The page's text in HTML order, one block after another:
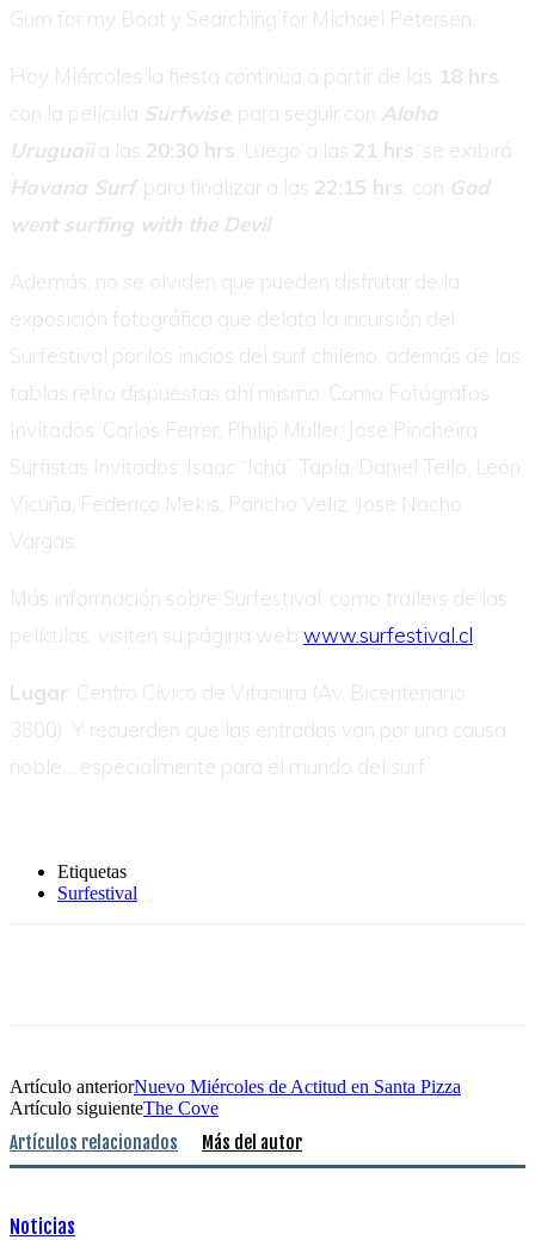
Gum for my Boat y Searching for Michael Petersen.
Hoy Miércoles la fiesta continua a partir de las 18 hrs
con la película Surfwise, para seguir con Aloha
Uruguaiia las 20:30 hrs . Luego a las 21 hrs . se exibirá
Havana Surf, para finalizar a las 22:15 hrs . con God
went surfing with the Devil.
Además, no se olviden que pueden disfrutar de la
exposición fotográfica que delata la incursión del
Surfestival por los inicios del surf chileno, además de las
tablas retro dispuestas ahí mismo. Como Fotógrafos
Invitados: Carlos Ferrer, Philip Muller, Jose Pincheira.
Surfistas Invitados: Isaac “Icha” Tapia, Daniel Tello, León
Vicuña, Federico Mekis, Pancho Veliz, Jose Nacho
Vargas.
Más información sobre Surfestival, como trailers de las
películas, visiten su página web www.surfestival.cl
Lugar: Centro Cívico de Vitacura (Av. Bicentenario
3800). Y recuerden que las entradas van por una causa
noble… especialmente para el mundo del surf.
Etiquetas
Surfestival
Artículo anteriorNuevo Miércoles de Actitud en Santa Pizza
Artículo siguienteThe Cove
Artículos relacionados Más del autor
Noticias